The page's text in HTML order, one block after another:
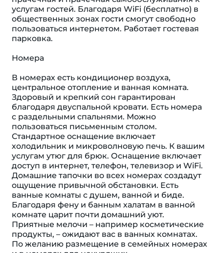
услугам гостей. Благодаря WiFi (бесплатно) в
общественных зонах гости смогут свободно
пользоваться интернетом. Работает гостевая
парковка.
Номера
В номерах есть кондиционер воздуха,
центральное отопление и ванная комната.
Здоровый и крепкий сон гарантирован
благодаря двуспальной кровати. Есть номера
с раздельными спальнями. Можно
пользоваться письменным столом.
Стандартное оснащение включает
холодильник и микроволновую печь. К вашим
услугам утюг для брюк. Оснащение включает
доступ в интернет, телефон, телевизор и WiFi.
Домашние тапочки во всех номерах создадут
ощущение привычной обстановки. Есть
ванные комнаты с душем, ванной и биде.
Благодаря фену и банным халатам в ванной
комнате царит почти домашний уют.
Приятные мелочи – например косметические
продукты, – ожидают вас в ванных комнатах.
По желанию размещение в семейных номерах